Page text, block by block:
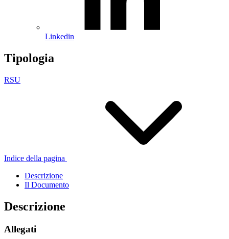
Linkedin
Tipologia
RSU
Indice della pagina
Descrizione
Il Documento
Descrizione
Allegati